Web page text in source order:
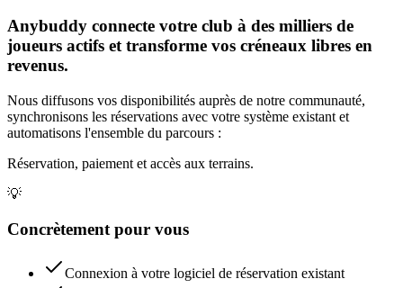
Anybuddy connecte votre club à des milliers de
joueurs actifs et transforme vos créneaux libres en
revenus.
Nous diffusons vos disponibilités auprès de notre communauté,
synchronisons les réservations avec votre système existant et
automatisons l'ensemble du parcours :
Réservation, paiement et accès aux terrains.
💡
Concrètement pour vous
Connexion à votre logiciel de réservation existant